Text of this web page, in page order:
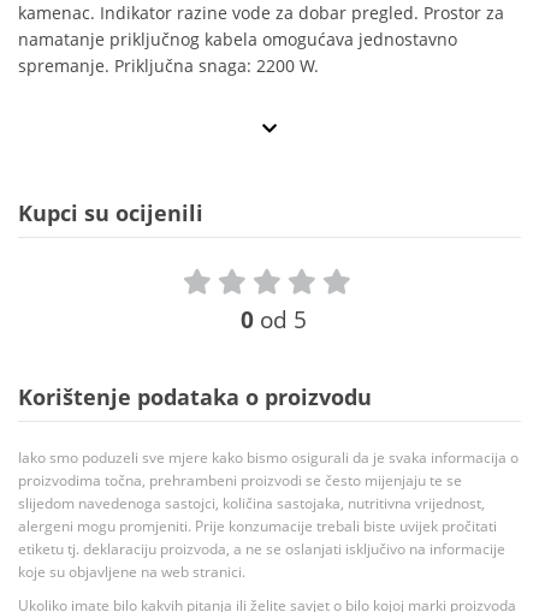
kamenac. Indikator razine vode za dobar pregled. Prostor za
namatanje priključnog kabela omogućava jednostavno
spremanje. Priključna snaga: 2200 W.
Kupci su ocijenili
0 od 5
Korištenje podataka o proizvodu
Iako smo poduzeli sve mjere kako bismo osigurali da je svaka informacija o
proizvodima točna, prehrambeni proizvodi se često mijenjaju te se
slijedom navedenoga sastojci, količina sastojaka, nutritivna vrijednost,
alergeni mogu promjeniti. Prije konzumacije trebali biste uvijek pročitati
etiketu tj. deklaraciju proizvoda, a ne se oslanjati isključivo na informacije
koje su objavljene na web stranici.
Ukoliko imate bilo kakvih pitanja ili želite savjet o bilo kojoj marki proizvoda